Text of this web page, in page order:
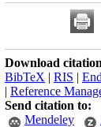
Download
BibTeX | RIS |
| Reference
Send citation to:
Mendeley